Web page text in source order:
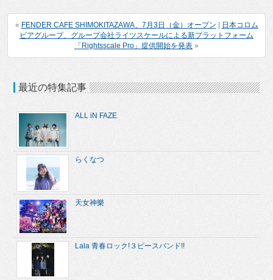
« FENDER CAFE SHIMOKITAZAWA、7月3日（金）オープン
日本コロム
ビアグループ、グループ会社ライツスケールによる新プラットフォーム
「Rightsscale Pro」提供開始を発表 »
最近の特集記事
ALL iN FAZE
らくなつ
天女神樂
Lala 青春ロック!３ピースバンド!!